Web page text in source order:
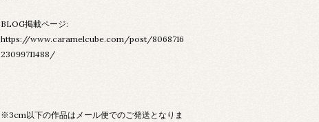
BLOG掲載ページ:
https://www.caramelcube.com/post/8068716
23099711488/
※3cm以下の作品はメール便でのご発送となりま